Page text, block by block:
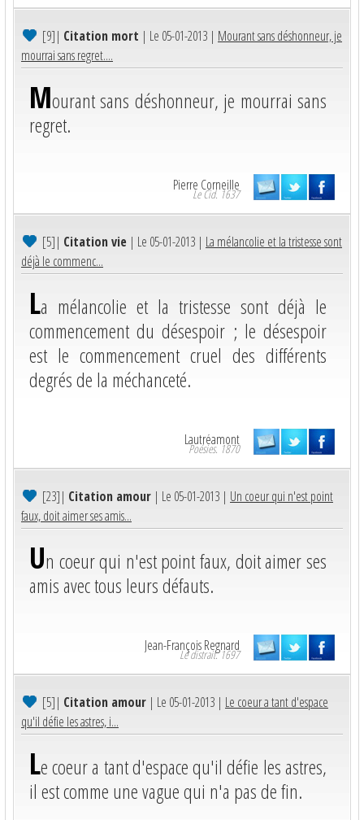
[9]| Citation mort | Le 05-01-2013 | Mourant sans déshonneur, je
mourrai sans regret....
Mourant sans déshonneur, je mourrai sans
regret.
Pierre Corneille
Le Cid. 1637
[5]| Citation vie | Le 05-01-2013 | La mélancolie et la tristesse sont
déjà le commenc...
La mélancolie et la tristesse sont déjà le
commencement du désespoir ; le désespoir
est le commencement cruel des différents
degrés de la méchanceté.
Lautréamont
Poésies. 1870
[23]| Citation amour | Le 05-01-2013 | Un coeur qui n'est point
faux, doit aimer ses amis...
Un coeur qui n'est point faux, doit aimer ses
amis avec tous leurs défauts.
Jean-François Regnard
Le distrait. 1697
[5]| Citation amour | Le 05-01-2013 | Le coeur a tant d'espace
qu'il défie les astres, i...
Le coeur a tant d'espace qu'il défie les astres,
il est comme une vague qui n'a pas de fin.